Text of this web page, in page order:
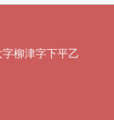
柳津字下平乙